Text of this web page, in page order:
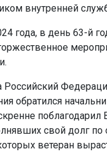
внутренней
года, в день 63-й
Российский
обратился
свой долг по
ветеран